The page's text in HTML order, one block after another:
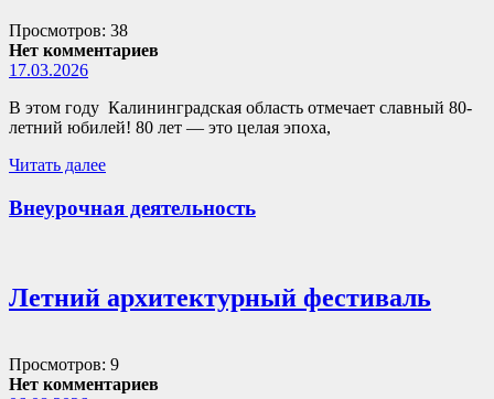
Просмотров: 38
Нет комментариев
17.03.2026
В этом году Калининградская область отмечает славный 80-
летний юбилей! 80 лет — это целая эпоха,
Читать далее
Внеурочная деятельность
Летний архитектурный фестиваль
Просмотров: 9
Нет комментариев